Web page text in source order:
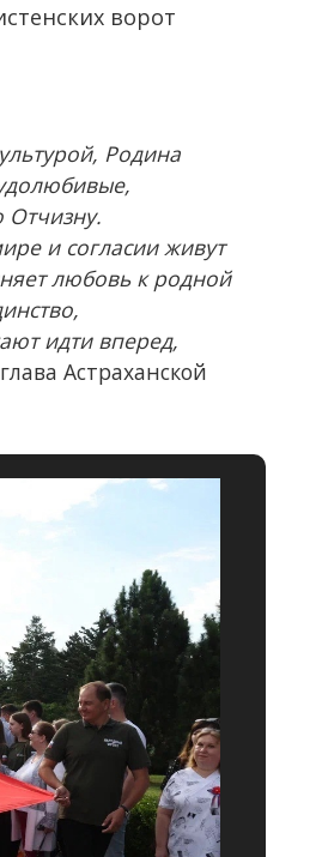
ворот
Родина
и согласии живут
любовь к родной
идти вперед,
Астраханской